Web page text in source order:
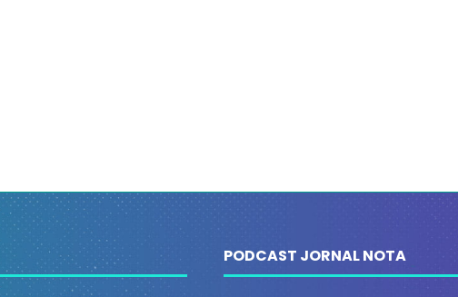
PODCAST JORNAL NOTA